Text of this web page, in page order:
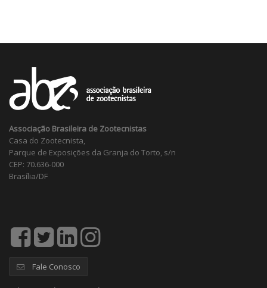
Associação Brasileira de Zootecnistas
Casa do Zootecnista,
Parque de Exposições da Granja do Torto, s/n
CEP: 70.636-000
Brasília/DF
Fale Conosco